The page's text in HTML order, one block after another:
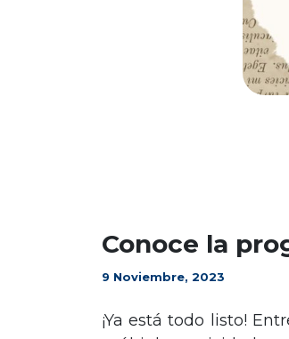
Conoce la
9 Noviembre, 2023
¡Ya está todo listo!